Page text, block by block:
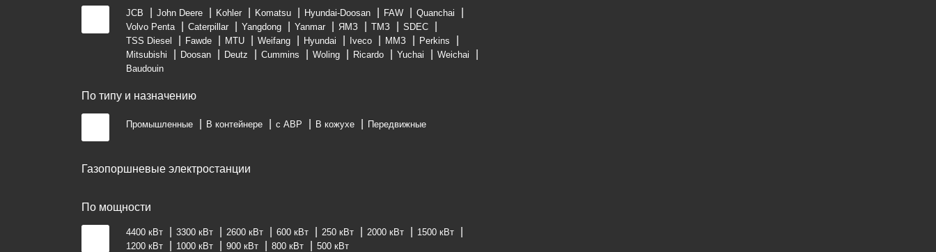
JCB John Deere Kohler Komatsu Hyundai-Doosan FAW
Quanchai
Volvo Penta
Caterpillar Yangdong Yanmar ЯМЗ ТМЗ
SDEC
TSS Diesel
Fawde MTU Weifang Hyundai Iveco ММЗ
Perkins
Mitsubishi
Doosan Deutz Cummins Woling Ricardo Yuchai
Weichai
Baudouin
По типу и назначению
Промышленные В контейнере с АВР В кожухе Передвижные
Газопоршневые электростанции
По мощности
4400 кВт 3300 кВт 2600 кВт 600 кВт 250 кВт 2000 кВт
1500 кВт
1200 кВт
1000 кВт 900 кВт 800 кВт 500 кВт